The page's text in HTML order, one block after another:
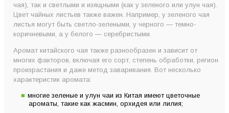
чая), так и светлыми и изящными (как у зеленого или улун чая).
Цвет чайных листьев также важен. Например, у зеленого чая
листья могут быть светло-зелеными, у черного — темно-
коричневыми, а у белого — серебристыми.
Аромат китайского чая также разнообразен и зависит от
многих факторов, включая его сорт, степень обработки, регион
произрастания и даже метод заваривания. Вот несколько
характеристик аромата:
многие зеленые и улун чаи из Китая имеют цветочные
ароматы, такие как жасмин, орхидея или лилия;